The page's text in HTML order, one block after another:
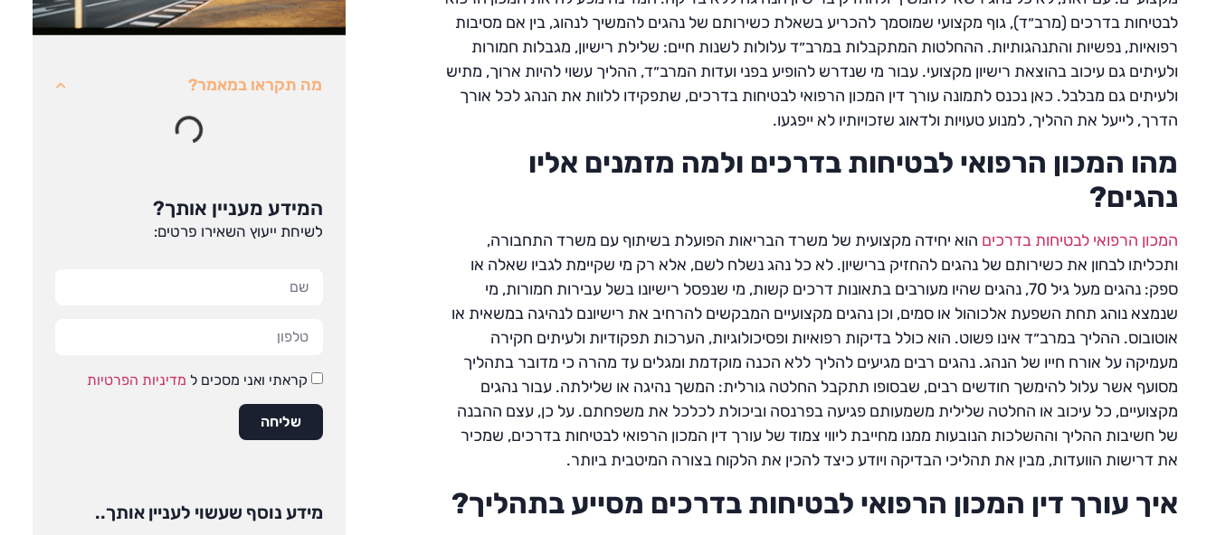
לבטיחות בדרכים (מרב״ד), גוף מקצועי שמוסמך להכריע בשאלת כשירותם של נהגים להמשיך לנהוג, בין אם מסיבות
רפואיות, נפשיות והתנהגותיות. ההחלטות המתקבלות במרב״ד עלולות לשנות חיים: שלילת רישיון, מגבלות חמורות
ולעיתים גם עיכוב בהוצאת רישיון מקצועי. עבור מי שנדרש להופיע בפני ועדות המרב״ד, ההליך עשוי להיות ארוך, מתיש
ולעיתים גם מבלבל. כאן נכנס לתמונה עורך דין המכון הרפואי לבטיחות בדרכים, שתפקידו ללוות את הנהג לכל אורך
הדרך, לייעל את ההליך, למנוע טעויות ולדאוג שזכויותיו לא ייפגעו.
מהו המכון הרפואי לבטיחות בדרכים ולמה מזמנים אליו
נהגים?
המכון הרפואי לבטיחות בדרכים הוא יחידה מקצועית של משרד הבריאות הפועלת בשיתוף עם משרד התחבורה,
ותכליתו לבחון את כשירותם של נהגים להחזיק ברישיון. לא כל נהג נשלח לשם, אלא רק מי שקיימת לגביו שאלה או
ספק: נהגים מעל גיל 70, נהגים שהיו מעורבים בתאונות דרכים קשות, מי שנפסל רישיונו בשל עבירות חמורות, מי
שנמצא נוהג תחת השפעת אלכוהול או סמים, וכן נהגים מקצועיים המבקשים להרחיב את רישיונם לנהיגה במשאית או
אוטובוס. ההליך במרב״ד אינו פשוט. הוא כולל בדיקות רפואיות ופסיכולוגיות, הערכות תפקודיות ולעיתים חקירה
מעמיקה על אורח חייו של הנהג. נהגים רבים מגיעים להליך ללא הכנה מוקדמת ומגלים עד מהרה כי מדובר בתהליך
מסועף אשר עלול להימשך חודשים רבים, שבסופו תתקבל החלטה גורלית: המשך נהיגה או שלילתה. עבור נהגים
מקצועיים, כל עיכוב או החלטה שלילית משמעותם פגיעה בפרנסה וביכולת לכלכל את משפחתם. על כן, עצם ההבנה
של חשיבות ההליך וההשלכות הנובעות ממנו מחייבת ליווי צמוד של עורך דין המכון הרפואי לבטיחות בדרכים, שמכיר
את דרישות הוועדות, מבין את תהליכי הבדיקה ויודע כיצד להכין את הלקוח בצורה המיטבית ביותר.
איך עורך דין המכון הרפואי לבטיחות בדרכים מסייע בתהליך?
מה תקראו במאמר?
המידע מעניין אותך?
לשיחת ייעוץ השאירו פרטים:
קראתי ואני מסכים ל מדיניות הפרטיות
שליחה
מידע נוסף שעשוי לעניין אותך..